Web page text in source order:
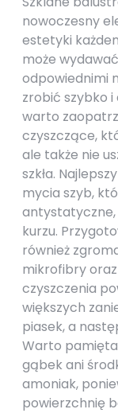
nowoczesny
estetyki
może
odpowiednimi
zrobić szybko
warto
czyszczące,
ale także nie
szkła.
mycia szyb,
antystatyczne,
kurzu.
również
mikrofibry
czyszczenia
większych
piasek, a
Warto
gąbek ani
amoniak,
powierzchnię